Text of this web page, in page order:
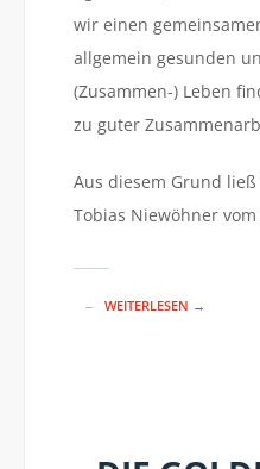
wir einen
allgemein gesunden
(Zusammen-) Leben
zu guter
Aus diesem Grund
Tobias Niewöhner vom
WEITERLESEN →